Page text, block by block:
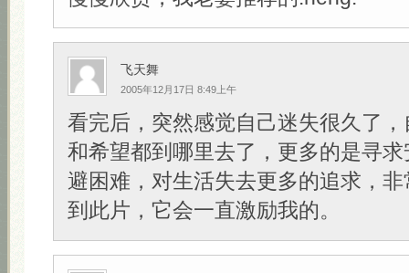
飞天舞
2005年12月17日 8:49上午
看完后，突然感觉自己迷失很久了
和希望都到哪里去了，更多的是寻
避困难，对生活失去更多的追求，
到此片，它会一直激励我的。